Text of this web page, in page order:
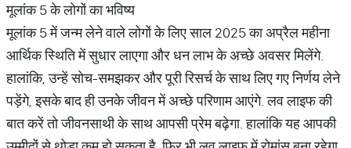
मूलांक 5 के लोगों का भविष्य
मूलांक 5 में जन्म लेने वाले लोगों के लिए साल 2025 का अप्रैल महीना
आर्थिक स्थिति में सुधार लाएगा और धन लाभ के अच्छे अवसर मिलेंगे.
हालांकि, उन्हें सोच-समझकर और पूरी रिसर्च के साथ लिए गए निर्णय लेने
पड़ेंगे, इसके बाद ही उनके जीवन में अच्छे परिणाम आएंगे. लव लाइफ की
बात करें तो जीवनसाथी के साथ आपसी प्रेम बढ़ेगा. हालांकि यह आपकी